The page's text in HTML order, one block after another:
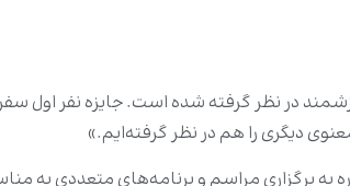
در نظر گرفته شده است. جایزه نفر
دیگرى را هم در نظر گرفته‌ایم.»
برگزارى مراسم و برنامه‌هاى متعددى به